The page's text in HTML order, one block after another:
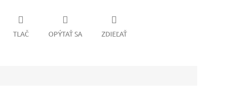
TLAČ OPÝTAŤ SA ZDIEĽAŤ